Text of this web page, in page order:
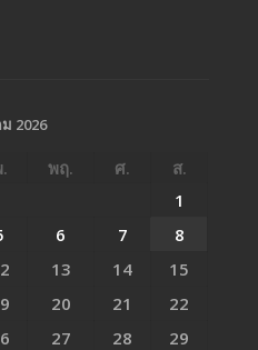
2026
พฤ. ศ.
ส.
1
6 7
8
13 14
15
20 21
22
27 28
29